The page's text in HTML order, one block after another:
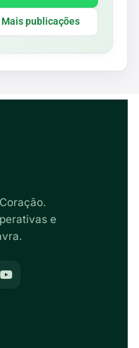
Mais publicações
e